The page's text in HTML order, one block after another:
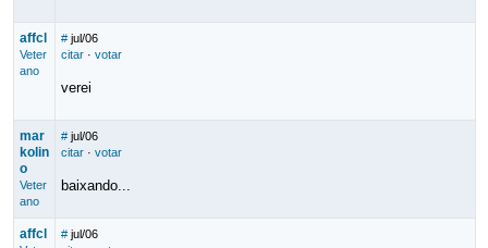
affcl
Veter
ano
# jul/06
citar· votar
verei
mar
kolin
o
Veter
ano
# jul/06
citar· votar
baixando...
affcl # jul/06